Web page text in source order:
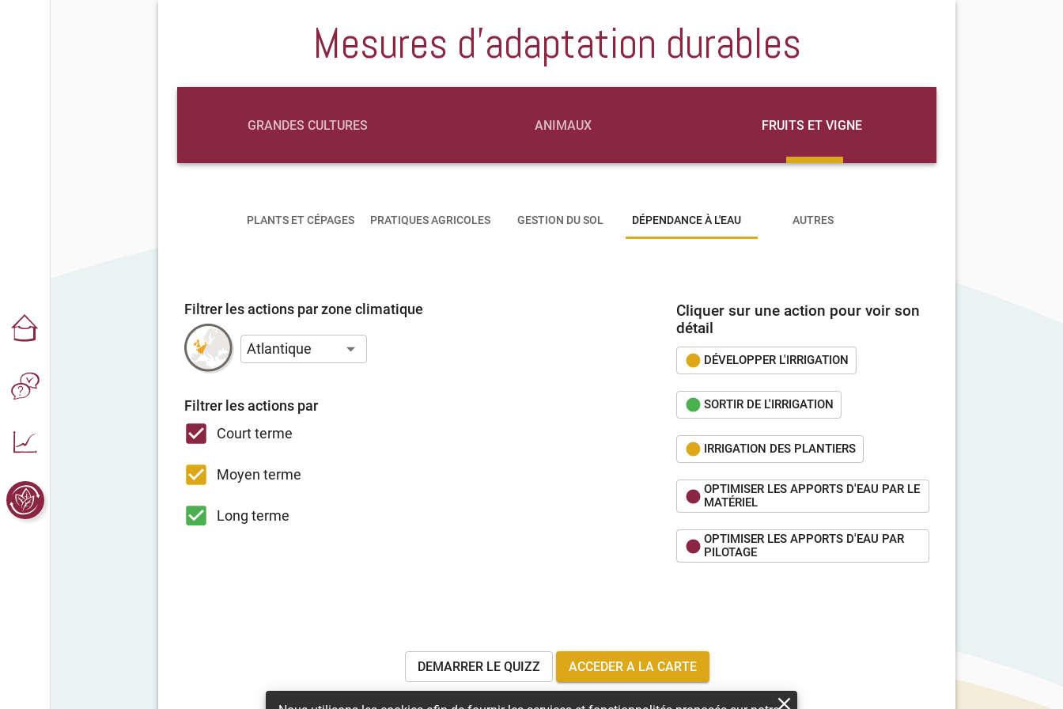
Mesures d'adaptation durables
GRANDES CULTURES ANIMAUX FRUITS ET VIGNE
PLANTS ET CÉPAGES PRATIQUES AGRICOLES GESTION DU SOL DÉPENDANCE À L'EAU AUTRES
Filtrer les actions par zone climatique
Atlantique
Filtrer les actions par
Court terme
Moyen terme
Long terme
Cliquer sur une action pour voir son
détail
DÉVELOPPER L'IRRIGATION
SORTIR DE L'IRRIGATION
IRRIGATION DES PLANTIERS
OPTIMISER LES APPORTS D'EAU PAR LE
MATÉRIEL
OPTIMISER LES APPORTS D'EAU PAR
PILOTAGE
DEMARRER LE QUIZZ ACCEDER A LA CARTE